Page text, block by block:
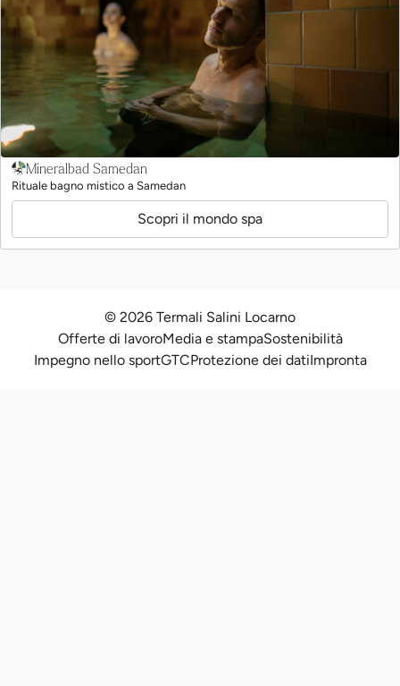
Mineralbad Samedan
Rituale bagno mistico a Samedan
Scopri il mondo spa
© 2026 Termali Salini Locarno
Offerte di lavoroMedia e stampaSostenibilità
Impegno nello sportGTCProtezione dei datiImpronta